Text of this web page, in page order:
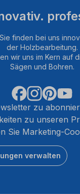
finden bei uns
der Holzbearbeitung.
wir uns im Kern auf
Sägen und Bohren.
zu
zu unseren
Sie Marketing-
verwalten